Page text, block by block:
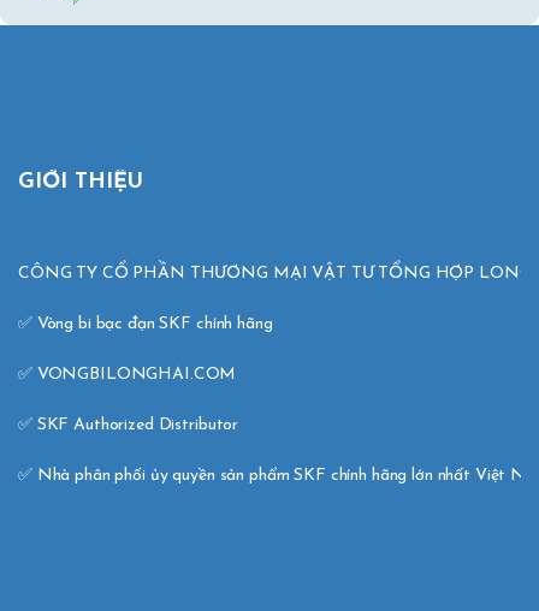
GIỚI THIỆU
CÔNG TY CỔ PHẦN THƯƠNG MẠI VẬT TƯ TỔNG HỢP LONG
✅ Vòng bi bạc đạn SKF chính hãng
✅ VONGBILONGHAI.COM
✅ SKF Authorized Distributor
✅ Nhà phân phối ủy quyền sản phẩm SKF chính hãng lớn nhất Việt